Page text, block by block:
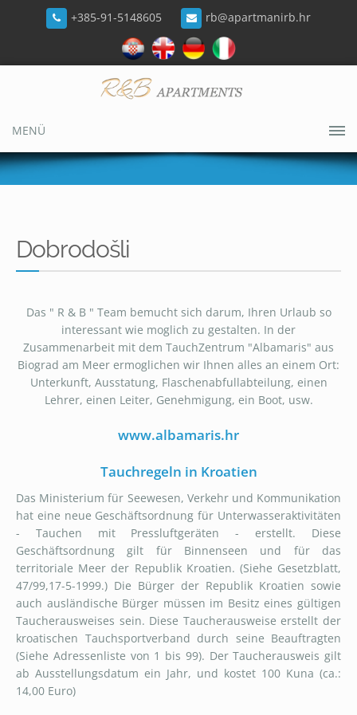
+385-91-5148605 rb@apartmanirb.hr
MENÜ
Dobrodošli
Das " R & B " Team bemucht sich darum, Ihren Urlaub so
interessant wie moglich zu gestalten. In der
Zusammenarbeit mit dem TauchZentrum "Albamaris" aus
Biograd am Meer ermoglichen wir Ihnen alles an einem Ort:
Unterkunft, Ausstatung, Flaschenabfullabteilung, einen
Lehrer, einen Leiter, Genehmigung, ein Boot, usw.
www.albamaris.hr
Tauchregeln in Kroatien
Das Ministerium für Seewesen, Verkehr und Kommunikation
hat eine neue Geschäftsordnung für Unterwasseraktivitäten
- Tauchen mit Pressluftgeräten - erstellt. Diese
Geschäftsordnung gilt für Binnenseen und für das
territoriale Meer der Republik Kroatien. (Siehe Gesetzblatt,
47/99,17-5-1999.) Die Bürger der Republik Kroatien sowie
auch ausländische Bürger müssen im Besitz eines gültigen
Taucherausweises sein. Diese Taucherausweise erstellt der
kroatischen Tauchsportverband durch seine Beauftragten
(Siehe Adressenliste von 1 bis 99). Der Taucherausweis gilt
ab Ausstellungsdatum ein Jahr, und kostet 100 Kuna (ca.:
14,00 Euro)